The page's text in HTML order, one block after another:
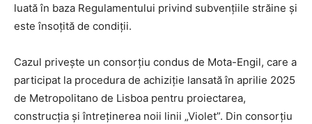
luată în baza Regulamentului privind subvențiile străine și
este însoțită de condiții.
Cazul privește un consorțiu condus de Mota-Engil, care a
participat la procedura de achiziție lansată în aprilie 2025
de Metropolitano de Lisboa pentru proiectarea,
construcția și întreținerea noii linii „Violet”. Din consorțiu